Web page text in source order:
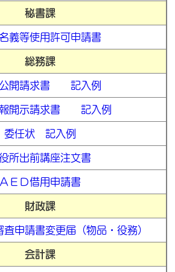
秘書課
義等使用許可申請書
総務課
開請求書 記入例
開示請求書 記入例
委任状 記入例
所出前講座注文書
ＡＥＤ借用申請書
財政課
査申請書変更届（物品・役務）
会計課